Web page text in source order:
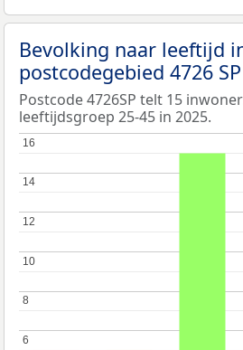
Bevolking naar leeftijd
postcodegebied 4726 SP
Postcode 4726SP telt 15
leeftijdsgroep 25-45 in 2025.
6
6
8
8
10
10
12
12
14
14
16
16